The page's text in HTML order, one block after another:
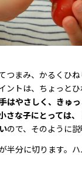
つまみ、かるくひ
ントは、ちょっとひ
はやさしく、きゅ
さな子にとっては
ので、そのように説
半分に切ります。